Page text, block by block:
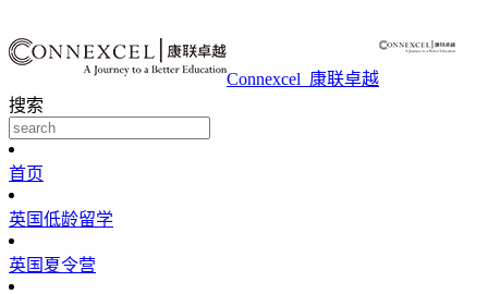
Connexcel_康联卓越
搜索
首页
英国低龄留学
英国夏令营